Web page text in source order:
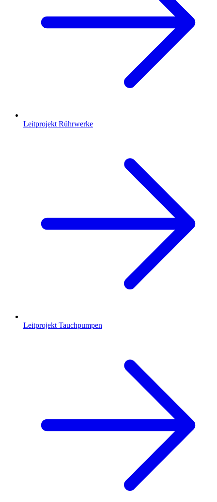
Leitprojekt Rührwerke
Leitprojekt Tauchpumpen